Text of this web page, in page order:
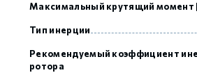
Максимальный крутящий
Тип инерции
Рекомендуемый коэффициент
ротора